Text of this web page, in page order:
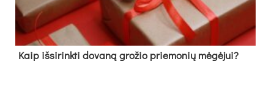
Kaip išsirinkti dovaną grožio priemonių mėgėjui?